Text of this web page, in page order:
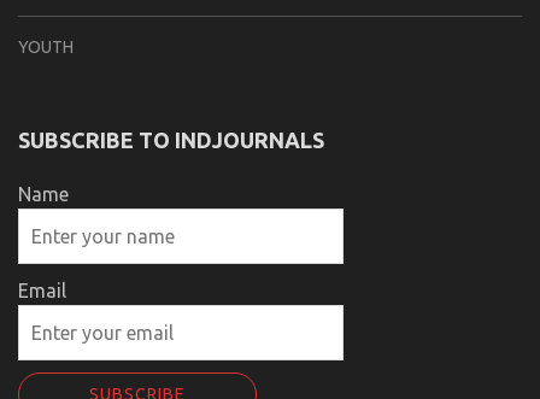
YOUTH
SUBSCRIBE TO INDJOURNALS
Name
Email